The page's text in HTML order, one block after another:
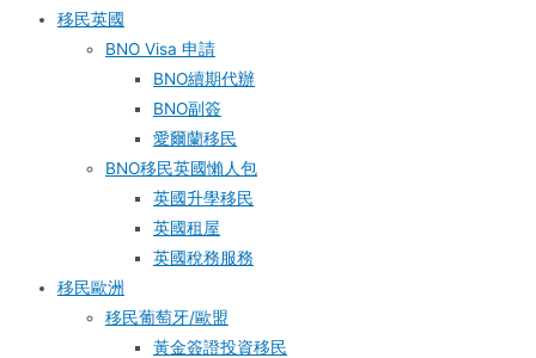
移民英國
BNO Visa 申請
BNO續期代辦
BNO副簽
愛爾蘭移民
BNO移民英國懶人包
英國升學移民
英國租屋
英國稅務服務​
移民歐洲
移民葡萄牙/歐盟
黃金簽證投資移民